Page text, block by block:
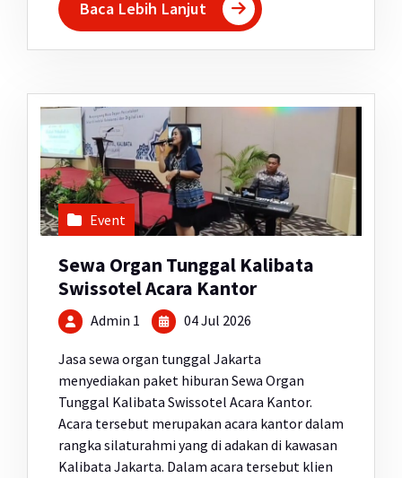
Baca Lebih Lanjut
Event
Sewa Organ Tunggal Kalibata
Swissotel Acara Kantor
Admin 1 04 Jul 2026
Jasa sewa organ tunggal Jakarta
menyediakan paket hiburan Sewa Organ
Tunggal Kalibata Swissotel Acara Kantor.
Acara tersebut merupakan acara kantor dalam
rangka silaturahmi yang di adakan di kawasan
Kalibata Jakarta. Dalam acara tersebut klien